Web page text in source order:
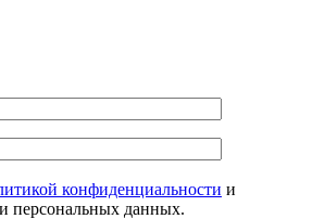
конфиденциальности и
персональных данных.